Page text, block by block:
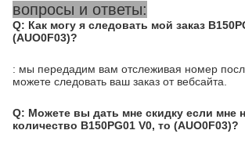
вопросы и ответы:
Q: Как могу я следовать мой заказ
(AUO0F03)?
: мы передадим вам отслеживая номер
можете следовать ваш заказ от вебсайта.
Q: Можете вы дать мне скидку если мне
количество B150PG01 V0, то (AUO0F03)?